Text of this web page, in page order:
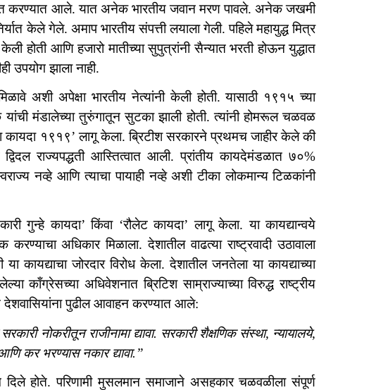
करण्यात आले. यात अनेक भारतीय जवान मरण पावले. अनेक जखमी
केले गेले. अमाप भारतीय संपत्ती लयाला गेली. पहिले महायुद्ध मित्र
होती आणि हजारो मातीच्या सुपुत्रांनी सैन्यात भरती होऊन युद्धात
उपयोग झाला नाही.
अशी अपेक्षा भारतीय नेत्यांनी केली होती. यासाठी १९१५ च्या
मंडालेच्या तुरुंगातून सुटका झाली होती. त्यांनी होमरूल चळवळ
कायदा १९१९’ लागू केला. ब्रिटीश सरकारने प्रथमच जाहीर केले की
राज्यपद्धती आस्तित्वात आली. प्रांतीय कायदेमंडळात ७०%
नव्हे आणि त्याचा पायाही नव्हे अशी टीका लोकमान्य टिळकांनी
गुन्हे कायदा’ किंवा ‘रौलेट कायदा’ लागू केला. या कायद्यान्वये
अधिकार मिळाला. देशातील वाढत्या राष्ट्रवादी उठावाला
कायद्याचा जोरदार विरोध केला. देशातील जनतेला या कायद्याच्या
काँग्रेसच्या अधिवेशनात ब्रिटिश साम्राज्याच्या विरुद्ध राष्ट्रीय
पुढील आवाहन करण्यात आले:
नोकरीतून राजीनामा द्यावा. सरकारी शैक्षणिक संस्था, न्यायालये,
कर भरण्यास नकार द्यावा.”
दिले होते. परिणामी मुसलमान समाजाने असहकार चळवळीला संपूर्ण